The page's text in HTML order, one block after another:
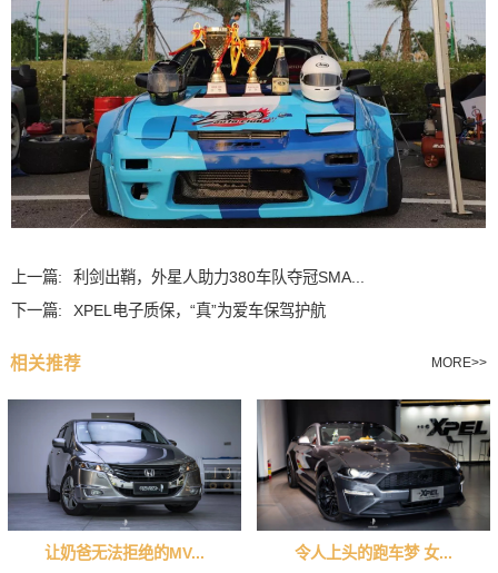
上一篇:
利剑出鞘，外星人助力380车队夺冠SMA...
下一篇:
XPEL电子质保，“真”为爱车保驾护航
相关推荐 MORE>>
让奶爸无法拒绝的MV... 令人上头的跑车梦 女...